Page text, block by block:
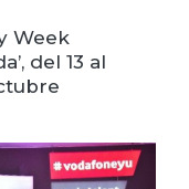
Week
del 13 al